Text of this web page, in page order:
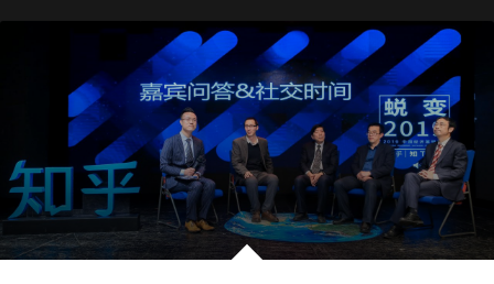
她科技 | TECH HER
她专栏 | HER COLUMN
她资本 | FUND HER
她视觉 | HER LENS
她语录 | HER WORDS